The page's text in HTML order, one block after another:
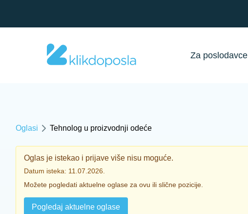
Za poslodavce
Oglasi Tehnolog u proizvodnji odeće
Oglas je istekao i prijave više nisu moguće.
Datum isteka: 11.07.2026.
Možete pogledati aktuelne oglase za ovu ili slične pozicije.
Pogledaj aktuelne oglase